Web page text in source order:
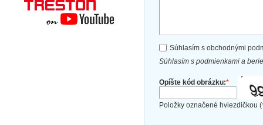
Súhlasím s obchodnými
Súhlasím s podmienkami a
Opíšte kód obrázku:*
Položky označené hviezdičkou (